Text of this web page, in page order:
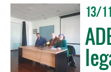
13/